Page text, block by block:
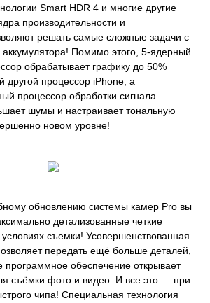
Smart HDR 4 и многие другие
производительности и
решать самые сложные задачи с
Помимо этого, 5‑ядерный
обрабатывает графику до 50%
другой процессор iPhone, а
процессор обработки сигнала
шумы и настраивает тональную
новом уровне!
обновлению системы камер Pro вы
детализованные четкие
съемки! Усовершенствованная
передать ещё больше деталей,
программное обеспечение открывает
съёмки фото и видео. И все это — при
чипа! Специальная технология